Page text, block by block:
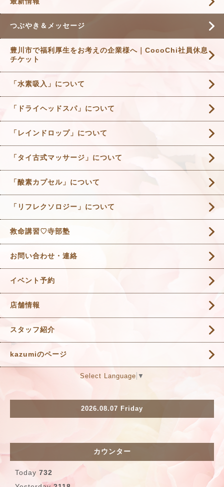
つぶやき＆メッセージ
豊川市で福利厚生をお考えの企業様へ｜CocoChi社員休息
チケット
「水素吸入」について
「ドライヘッドスパ」について
「レインドロップ」について
「タイ古式マッサージ」について
「酸素カプセル」について
「リフレクソロジー」について
救命講習♡寺部塾
お問い合わせ・連絡
イベント予約
店舗情報
スタッフ紹介
kazumiのページ
Select Language ▼
2026.08.07 Friday
カウンター
Today 732